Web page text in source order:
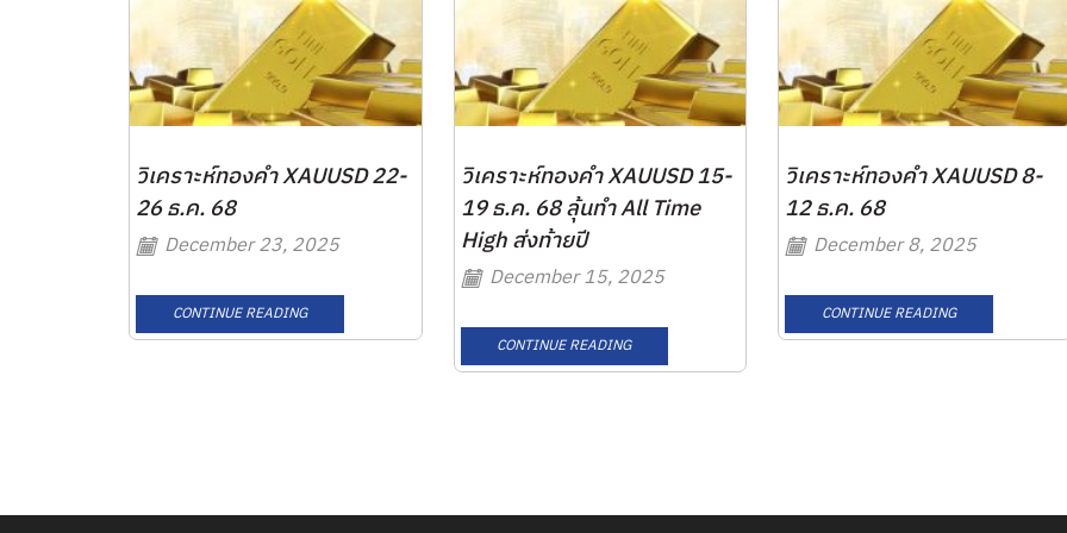
วิเคราะห์ทองคำ XAUUSD 22-
26 ธ.ค. 68
December 23, 2025
CONTINUE READING
วิเคราะห์ทองคำ XAUUSD 15-
19 ธ.ค. 68 ลุ้นทำ All Time
High ส่งท้ายปี
December 15, 2025
CONTINUE READING
วิเคราะห์ทองคำ XAUUSD 8-
12 ธ.ค. 68
December 8, 2025
CONTINUE READING